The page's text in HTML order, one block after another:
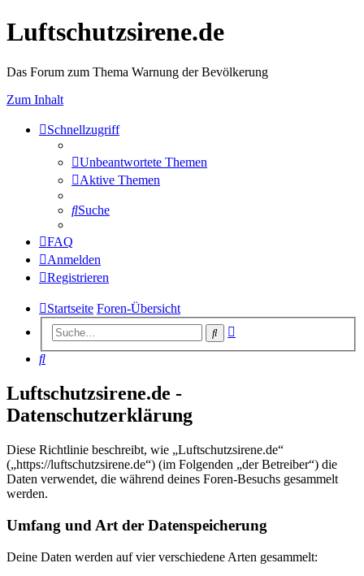
Luftschutzsirene.de
Das Forum zum Thema Warnung der Bevölkerung
Zum Inhalt
Schnellzugriff
Unbeantwortete Themen
Aktive Themen
Suche
FAQ
Anmelden
Registrieren
Startseite Foren-Übersicht
Suche
Suche
Luftschutzsirene.de -
Datenschutzerklärung
Diese Richtlinie beschreibt, wie „Luftschutzsirene.de“
(„https://luftschutzsirene.de“) (im Folgenden „der Betreiber“) die
Daten verwendet, die während deines Foren-Besuchs gesammelt
werden.
Umfang und Art der Datenspeicherung
Deine Daten werden auf vier verschiedene Arten gesammelt: